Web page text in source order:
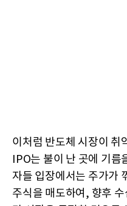
이처럼 반도체 시장이 취
IPO는 불이 난 곳에 기
자들 입장에서는 주가가
주식을 매도하여, 향후